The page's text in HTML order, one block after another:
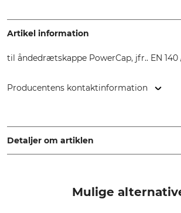
Artikel information
til åndedrætskappe PowerCap, jfr.. EN 140
Producentens kontaktinformation
Germany, www.jspsafety.com
Detaljer om artiklen
Mulige